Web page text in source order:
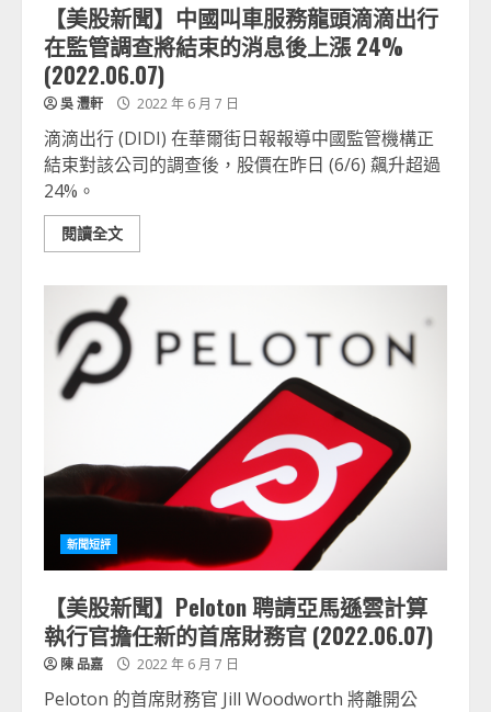
【美股新聞】中國叫車服務龍頭滴滴出行
在監管調查將結束的消息後上漲 24%
(2022.06.07)
吳 灃軒 2022 年 6 月 7 日
滴滴出行 (DIDI) 在華爾街日報報導中國監管機構正
結束對該公司的調查後，股價在昨日 (6/6) 飆升超過
24%。
閱讀全文
新聞短評
【美股新聞】Peloton 聘請亞馬遜雲計算
執行官擔任新的首席財務官 (2022.06.07)
陳 品嘉 2022 年 6 月 7 日
Peloton 的首席財務官 Jill Woodworth 將離開公